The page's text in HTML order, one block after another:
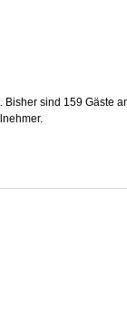
sind 159